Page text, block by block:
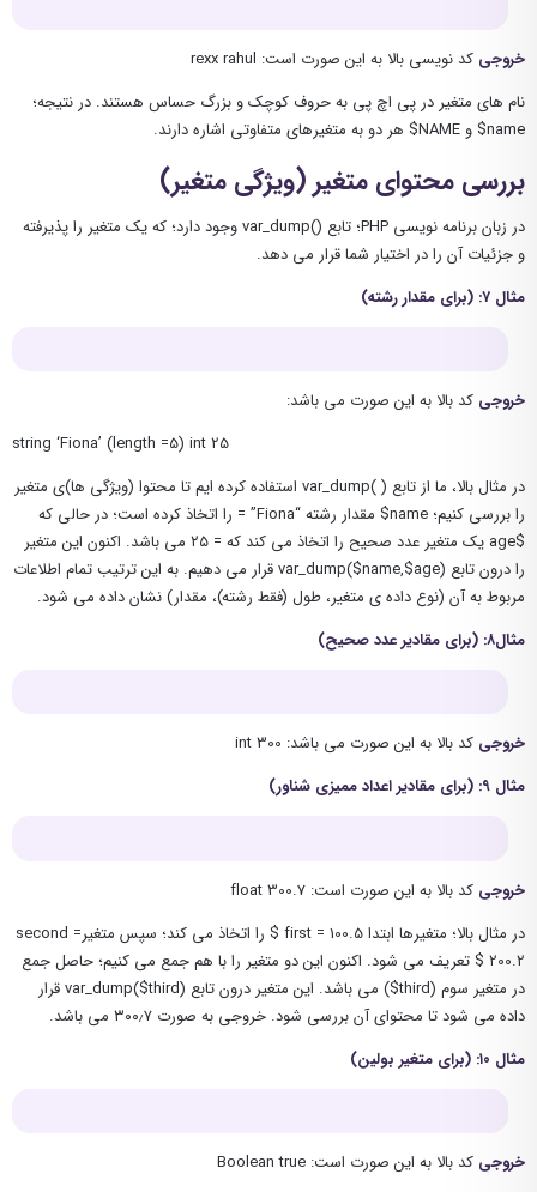
خروجی کد نویسی بالا به این صورت است: rexx rahul
نام های متغیر در پی اچ پی به حروف کوچک و بزرگ حساس هستند. در نتیجه؛
name$ و NAME$ هر دو به متغیرهای متفاوتی اشاره دارند.
بررسی محتوای متغیر (ویژگی متغیر)
در زبان برنامه نویسی PHP؛ تابع ()var_dump وجود دارد؛ که یک متغیر را پذیرفته
و جزئیات آن را در اختیار شما قرار می دهد.
مثال ۷: (برای مقدار رشته)
خروجی کد بالا به این صورت می باشد:
string ‘Fiona’ (length =5) int 25
در مثال بالا، ما از تابع ( )var_dump استفاده کرده ایم تا محتوا (ویژگی ها)ی متغیر
را بررسی کنیم؛ name$ مقدار رشته “Fiona” = را اتخاذ کرده است؛ در حالی که
$age یک متغیر عدد صحیح را اتخاذ می کند که = ۲۵ می باشد. اکنون این متغیر
را درون تابع (var_dump($name,$age قرار می دهیم. به این ترتیب تمام اطلاعات
مربوط به آن (نوع داده ی متغیر، طول (فقط رشته)، مقدار) نشان داده می شود.
مثال۸: (برای مقادیر عدد صحیح)
خروجی کد بالا به این صورت می باشد: int 300
مثال ۹: (برای مقادیر اعداد ممیزی شناور)
خروجی کد بالا به این صورت است: float 300.7
در مثال بالا؛ متغیرها ابتدا first = 100.5 $ را اتخاذ می کند؛ سپس متغیرsecond =
200.2 $ تعریف می شود. اکنون این دو متغیر را با هم جمع می کنیم؛ حاصل جمع
در متغیر سوم (third$) می باشد. این متغیر درون تابع (var_dump($third قرار
داده می شود تا محتوای آن بررسی شود. خروجی به صورت ۳۰۰٫۷ می باشد.
مثال ۱۰: (برای متغیر بولین)
خروجی کد بالا به این صورت است: Boolean true